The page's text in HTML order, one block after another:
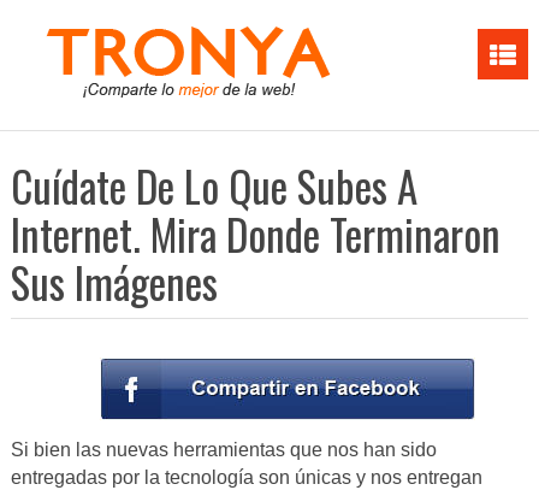
Cuídate De Lo Que Subes A
Internet. Mira Donde Terminaron
Sus Imágenes
Si bien las nuevas herramientas que nos han sido
entregadas por la tecnología son únicas y nos entregan